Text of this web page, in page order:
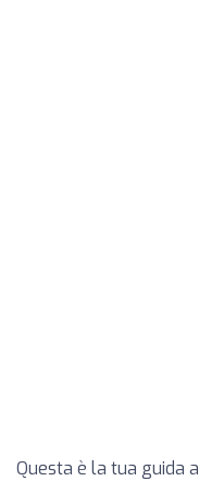
Questa è la tua guida a